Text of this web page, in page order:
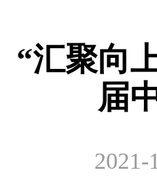
“汇聚向
届
2021-